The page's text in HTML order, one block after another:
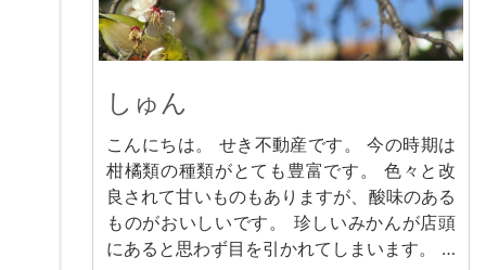
しゅん
こんにちは。 せき不動産です。 今の時期は
柑橘類の種類がとても豊富です。 色々と改
良されて甘いものもありますが、酸味のある
ものがおいしいです。 珍しいみかんが店頭
にあると思わず目を引かれてしまいます。 …